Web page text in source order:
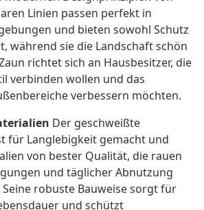
Linien passen perfekt in
und bieten sowohl Schutz
während sie die Landschaft schön
richtet sich an Hausbesitzer, die
verbinden wollen und das
verbessern möchten.
Der geschweißte
für Langlebigkeit gemacht und
von bester Qualität, die rauen
und täglicher Abnutzung
robuste Bauweise sorgt für
und schützt